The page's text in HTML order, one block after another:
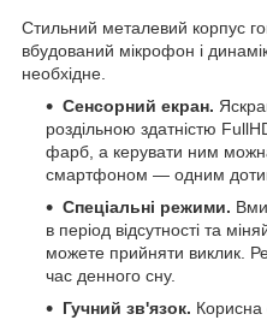
Стильний металевий корпус
вбудований мікрофон і
необхідне.
Сенсорний екран.
роздільною здатністю
фарб, а керувати ним
смартфоном — одним
Спеціальні режими.
в період відсутності та
можете прийняти виклик.
час денного сну.
Гучний зв'язок. Корисна